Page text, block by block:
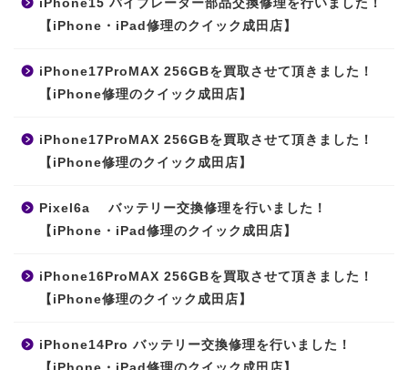
iPhone15 バイブレーター部品交換修理を行いました！
【iPhone・iPad修理のクイック成田店】
iPhone17ProMAX 256GBを買取させて頂きました！
【iPhone修理のクイック成田店】
iPhone17ProMAX 256GBを買取させて頂きました！
【iPhone修理のクイック成田店】
Pixel6a バッテリー交換修理を行いました！
【iPhone・iPad修理のクイック成田店】
iPhone16ProMAX 256GBを買取させて頂きました！
【iPhone修理のクイック成田店】
iPhone14Pro バッテリー交換修理を行いました！